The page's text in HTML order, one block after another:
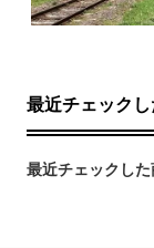
最近チェック
最近チェックした